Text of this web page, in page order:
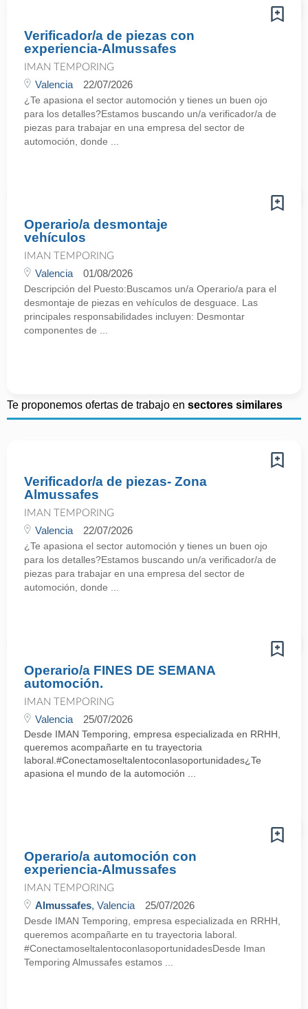
Verificador/a de piezas con
experiencia-Almussafes
IMAN TEMPORING
Valencia 22/07/2026
¿Te apasiona el sector automoción y tienes un buen ojo
para los detalles?Estamos buscando un/a verificador/a de
piezas para trabajar en una empresa del sector de
automoción, donde ...
Operario/a desmontaje
vehículos
IMAN TEMPORING
Valencia 01/08/2026
Descripción del Puesto:Buscamos un/a Operario/a para el
desmontaje de piezas en vehículos de desguace. Las
principales responsabilidades incluyen: Desmontar
componentes de ...
Te proponemos ofertas de trabajo en sectores similares
Verificador/a de piezas- Zona
Almussafes
IMAN TEMPORING
Valencia 22/07/2026
¿Te apasiona el sector automoción y tienes un buen ojo
para los detalles?Estamos buscando un/a verificador/a de
piezas para trabajar en una empresa del sector de
automoción, donde ...
Operario/a FINES DE SEMANA
automoción.
IMAN TEMPORING
Valencia 25/07/2026
Desde IMAN Temporing, empresa especializada en RRHH,
queremos acompañarte en tu trayectoria
laboral.#Conectamoseltalentoconlasoportunidades¿Te
apasiona el mundo de la automoción ...
Operario/a automoción con
experiencia-Almussafes
IMAN TEMPORING
Almussafes, Valencia 25/07/2026
Desde IMAN Temporing, empresa especializada en RRHH,
queremos acompañarte en tu trayectoria laboral.
#ConectamoseltalentoconlasoportunidadesDesde Iman
Temporing Almussafes estamos ...